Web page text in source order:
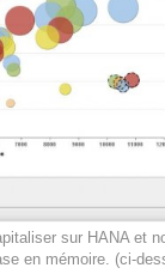
sur HANA et
en mémoire. (ci-